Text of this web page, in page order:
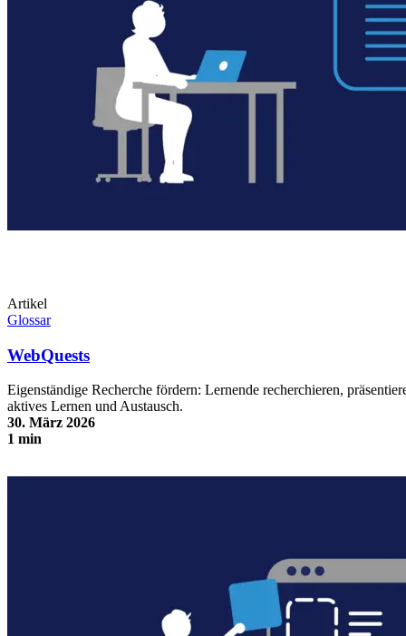
Artikel
Glossar
WebQuests
Eigenständige Recherche fördern: Lernende recherchieren,
aktives Lernen und Austausch.
30. März 2026
1 min